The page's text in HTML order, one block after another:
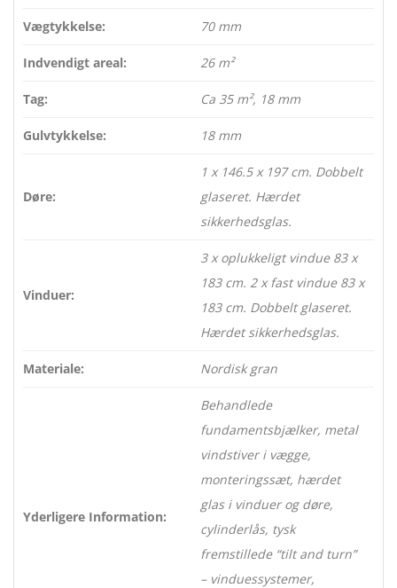
Vægtykkelse: 70 mm
Indvendigt areal: 26 m²
Tag: Ca 35 m², 18 mm
Gulvtykkelse: 18 mm
Døre:
1 x 146.5 x 197 cm. Dobbelt
glaseret. Hærdet
sikkerhedsglas.
Vinduer:
3 x oplukkeligt vindue 83 x
183 cm. 2 x fast vindue 83 x
183 cm. Dobbelt glaseret.
Hærdet sikkerhedsglas.
Materiale: Nordisk gran
Yderligere Information:
Behandlede
fundamentsbjælker, metal
vindstiver i vægge,
monteringssæt, hærdet
glas i vinduer og døre,
cylinderlås, tysk
fremstillede “tilt and turn”
– vinduessystemer,